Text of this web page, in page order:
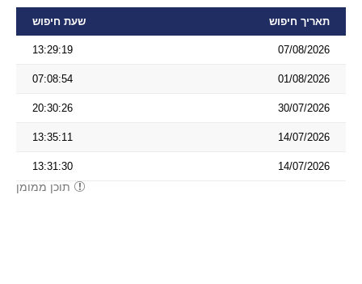
תאריך חיפוש שעת חיפוש
07/08/2026
13:29:19
01/08/2026
07:08:54
30/07/2026
20:30:26
14/07/2026
13:35:11
14/07/2026
13:31:30
תוכן ממומן